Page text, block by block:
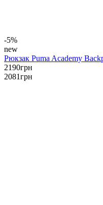
-5%
new
Рюкзак Puma Academy
2190грн
2081грн